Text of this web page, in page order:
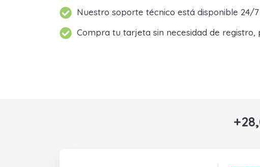
Nuestro soporte técnico está disponible
Compra tu tarjeta sin necesidad de